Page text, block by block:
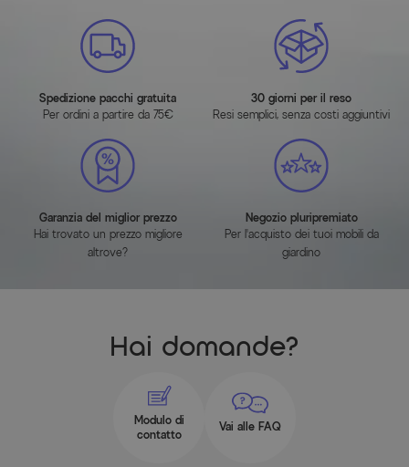
(cliccare per ingrandire)
Caratteristiche dell'articolo
Valori
Colore del piano del tavolo
Spedizione pacchi gratuita
Per ordini a partire da 75€
30 giorni per il reso
Resi semplici, senza costi aggiuntivi
Garanzia del miglior prezzo
Hai trovato un prezzo migliore
altrove?
Negozio pluripremiato
Per l'acquisto dei tuoi mobili da
giardino
Hai domande?
Modulo di
contatto
Vai alle FAQ